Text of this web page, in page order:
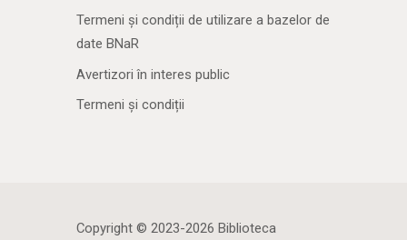
Termeni și condiții de utilizare a bazelor de
date BNaR
Avertizori în interes public
Termeni și condiții
Copyright © 2023-2026 Biblioteca